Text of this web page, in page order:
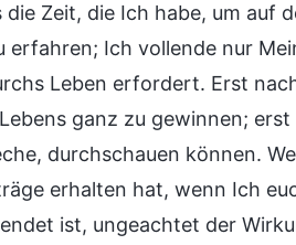
die Zeit, die Ich habe, um auf
erfahren; Ich vollende nur
Leben erfordert. Erst
ganz zu gewinnen;
durchschauen können.
erhalten hat, wenn Ich
ist, ungeachtet der